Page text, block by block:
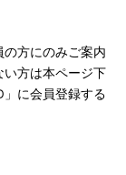
方にのみご案内
い方は本ページ下
に会員登録する